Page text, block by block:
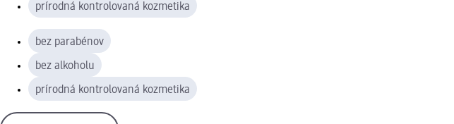
prírodná kontrolovaná kozmetika
bez parabénov
bez alkoholu
prírodná kontrolovaná kozmetika